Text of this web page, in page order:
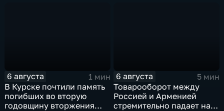
6 августа
1 мин
В Курске почтили память
погибших во вторую
годовщину вторжения
6 августа
5 мин
Товарооборот между
Россией и Арменией
стремительно падает на